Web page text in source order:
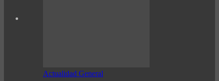
Actualidad General